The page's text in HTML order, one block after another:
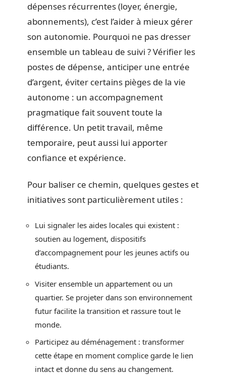
dépenses récurrentes (loyer, énergie,
abonnements), c’est l’aider à mieux gérer
son autonomie. Pourquoi ne pas dresser
ensemble un tableau de suivi ? Vérifier les
postes de dépense, anticiper une entrée
d’argent, éviter certains pièges de la vie
autonome : un accompagnement
pragmatique fait souvent toute la
différence. Un petit travail, même
temporaire, peut aussi lui apporter
confiance et expérience.
Pour baliser ce chemin, quelques gestes et
initiatives sont particulièrement utiles :
Lui signaler les aides locales qui existent :
soutien au logement, dispositifs
d’accompagnement pour les jeunes actifs ou
étudiants.
Visiter ensemble un appartement ou un
quartier. Se projeter dans son environnement
futur facilite la transition et rassure tout le
monde.
Participez au déménagement : transformer
cette étape en moment complice garde le lien
intact et donne du sens au changement.